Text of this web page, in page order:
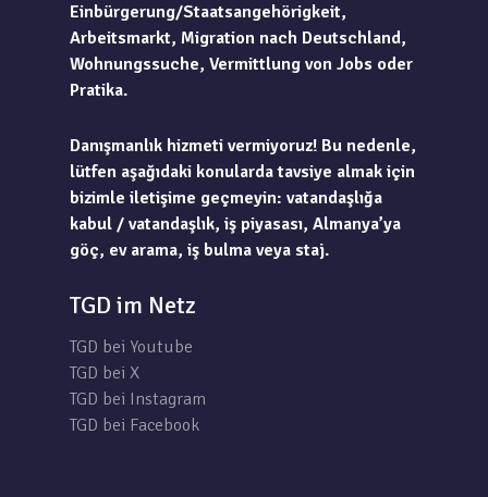
Einbürgerung/Staatsangehörigkeit,
Arbeitsmarkt, Migration nach Deutschland,
Wohnungssuche, Vermittlung von Jobs oder
Pratika.
Danışmanlık hizmeti vermiyoruz! Bu nedenle,
lütfen aşağıdaki konularda tavsiye almak için
bizimle iletişime geçmeyin: vatandaşlığa
kabul / vatandaşlık, iş piyasası, Almanya’ya
göç, ev arama, iş bulma veya staj.
TGD im Netz
TGD bei Youtube
TGD bei X
TGD bei Instagram
TGD bei Facebook